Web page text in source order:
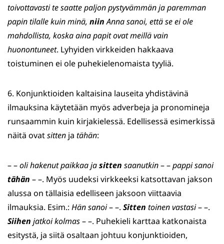
toivottavasti te saatte paljon pystyvämmän ja paremman
papin tilalle kuin minä, niinAnna sanoi, että se ei ole
mahdollista, koska aina papit ovat meillä vain
huonontuneet. Lyhyiden virkkeiden hakkaava
toistuminen ei ole puhekielenomaista tyyliä.
6. Konjunktioiden kaltaisina lauseita yhdistävinä
ilmauksina käytetään myös adverbeja ja pronomineja
runsaammin kuin kirjakielessä. Edellisessä esimerkissä
näitä ovatsitten ja tähän:
– –oli hakenut paikkaa jasitten saanutkin– –pappi sanoi
tähän – –. Myös uudeksi virkkeeksi katsottavan jakson
alussa on tällaisia edelliseen jaksoon viittaavia
ilmauksia. Esim.: Hän sanoi––. Sitten toinen vastasi––.
Siihen jatkoi kolmas– –. Puhekieli karttaa katkonaista
esitystä, ja siitä osaltaan johtuu konjunktioiden,